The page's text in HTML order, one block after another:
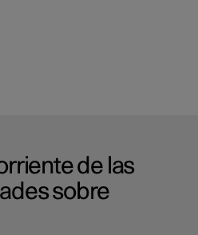
de las
sobre